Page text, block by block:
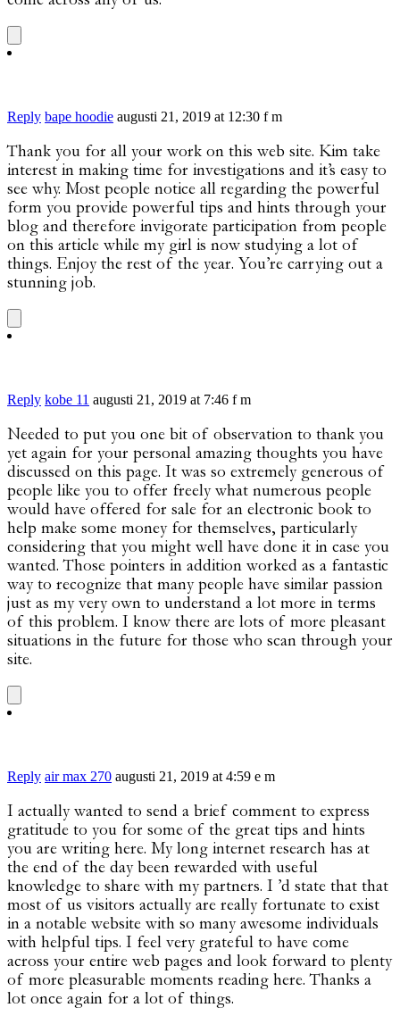
Reply bape hoodie augusti 21, 2019 at 12:30 f m
Thank you for all your work on this web site. Kim take
interest in making time for investigations and it’s easy to
see why. Most people notice all regarding the powerful
form you provide powerful tips and hints through your
blog and therefore invigorate participation from people
on this article while my girl is now studying a lot of
things. Enjoy the rest of the year. You’re carrying out a
stunning job.
Reply kobe 11 augusti 21, 2019 at 7:46 f m
Needed to put you one bit of observation to thank you
yet again for your personal amazing thoughts you have
discussed on this page. It was so extremely generous of
people like you to offer freely what numerous people
would have offered for sale for an electronic book to
help make some money for themselves, particularly
considering that you might well have done it in case you
wanted. Those pointers in addition worked as a fantastic
way to recognize that many people have similar passion
just as my very own to understand a lot more in terms
of this problem. I know there are lots of more pleasant
situations in the future for those who scan through your
site.
Reply air max 270 augusti 21, 2019 at 4:59 e m
I actually wanted to send a brief comment to express
gratitude to you for some of the great tips and hints
you are writing here. My long internet research has at
the end of the day been rewarded with useful
knowledge to share with my partners. I ’d state that that
most of us visitors actually are really fortunate to exist
in a notable website with so many awesome individuals
with helpful tips. I feel very grateful to have come
across your entire web pages and look forward to plenty
of more pleasurable moments reading here. Thanks a
lot once again for a lot of things.